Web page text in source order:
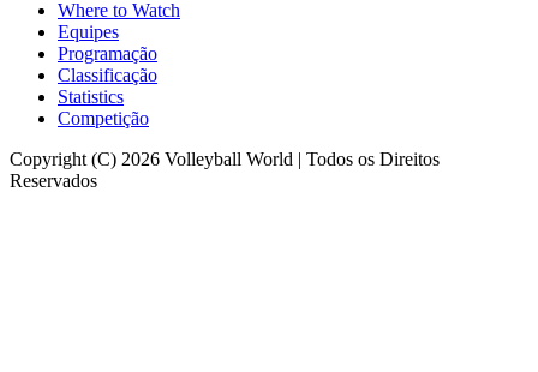
Where to Watch
Equipes
Programação
Classificação
Statistics
Competição
Copyright (C) 2026 Volleyball World | Todos os Direitos
Reservados